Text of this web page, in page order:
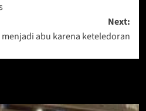
Next:
abu karena keteledoran